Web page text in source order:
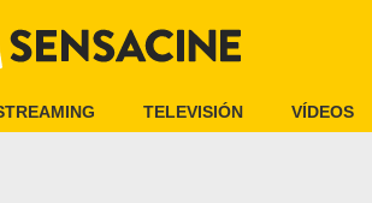
TELEVISIÓN VÍDEOS